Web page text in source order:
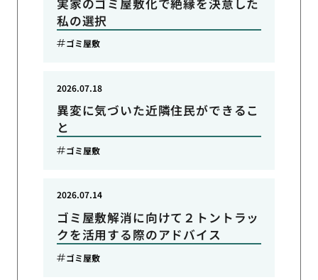
私の選択
ゴミ屋敷
異変に気づいた近隣住民ができるこ
と
2026.07.18
ゴミ屋敷
ゴミ屋敷解消に向けて２トントラッ
クを活用する際のアドバイス
2026.07.14
ゴミ屋敷